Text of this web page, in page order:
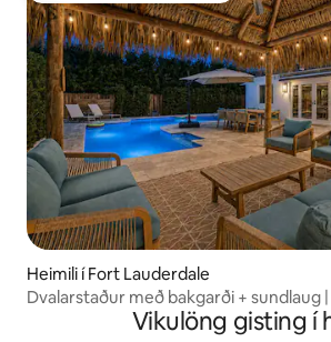
Heimili í Fort Lauderdale
Dvalarstaður með bakgarði + sundlaug
Vikulöng gisting í